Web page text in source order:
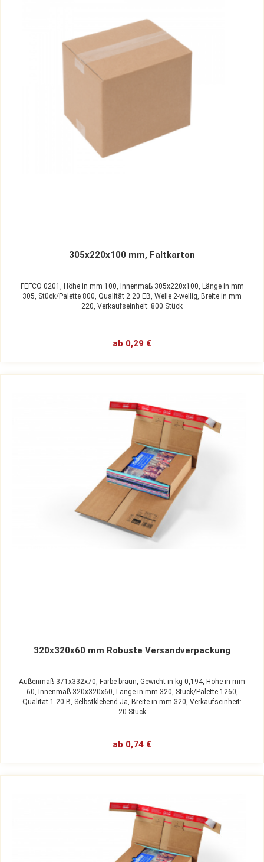
305x220x100 mm, Faltkarton
FEFCO 0201, Höhe in mm 100, Innenmaß 305x220x100, Länge in mm
305, Stück/Palette 800, Qualität 2.20 EB, Welle 2-wellig, Breite in mm
220, Verkaufseinheit: 800 Stück
ab 0,29 €
320x320x60 mm Robuste Versandverpackung
Außenmaß 371x332x70, Farbe braun, Gewicht in kg 0,194, Höhe in mm
60, Innenmaß 320x320x60, Länge in mm 320, Stück/Palette 1260,
Qualität 1.20 B, Selbstklebend Ja, Breite in mm 320, Verkaufseinheit:
20 Stück
ab 0,74 €